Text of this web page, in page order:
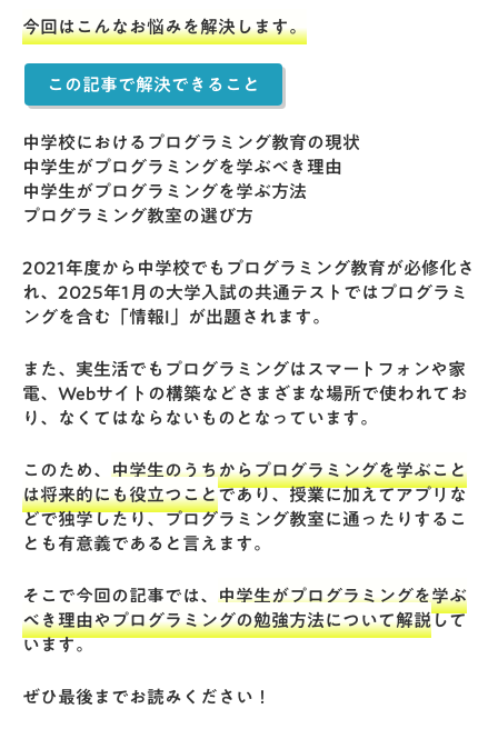
今回はこんなお悩みを解決します。
この記事で解決できること
中学校におけるプログラミング教育の現状
中学生がプログラミングを学ぶべき理由
中学生がプログラミングを学ぶ方法
プログラミング教室の選び方
2021年度から中学校でもプログラミング教育が必修化さ
れ、2025年1月の大学入試の共通テストではプログラミ
ングを含む「情報I」が出題されます。
また、実生活でもプログラミングはスマートフォンや家
電、Webサイトの構築などさまざまな場所で使われてお
り、なくてはならないものとなっています。
このため、 中学生のうちからプログラミングを学ぶこと
は将来的にも役立つことであり、授業に加えてアプリな
どで独学したり、プログラミング教室に通ったりするこ
とも有意義であると言えます。
そこで今回の記事では、 中学生がプログラミングを学ぶ
べき理由やプログラミングの勉強方法について解説して
います。
ぜひ最後までお読みください！